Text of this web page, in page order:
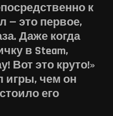
к
— это первое,
Даже когда
в Steam,
Вот это круто!»
игры, чем он
его